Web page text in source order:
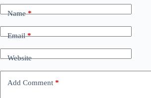
Name*
Email*
Website
Add Comment *